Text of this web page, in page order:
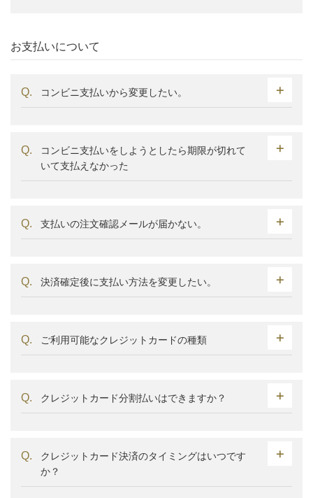
お支払いについて
コンビニ支払いから変更したい。
コンビニ支払いをしようとしたら期限が切れて
いて支払えなかった
支払いの注文確認メールが届かない。
決済確定後に支払い方法を変更したい。
ご利用可能なクレジットカードの種類
クレジットカード分割払いはできますか？
クレジットカード決済のタイミングはいつです
か？